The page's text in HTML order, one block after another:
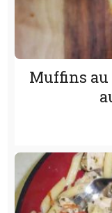
Muffins au